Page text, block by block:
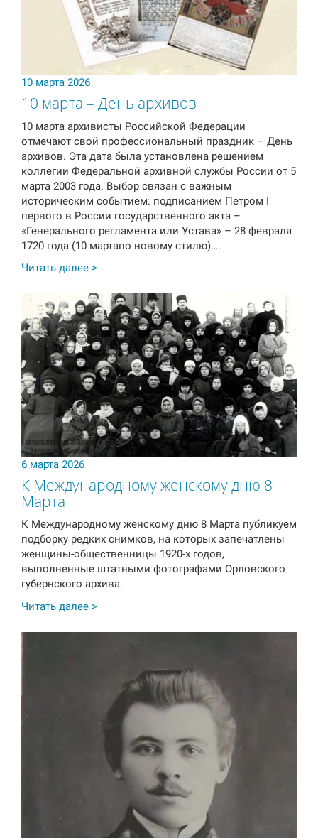
10 марта 2026
10 марта – День архивов
10 марта архивисты Российской Федерации
отмечают свой профессиональный праздник – День
архивов. Эта дата была установлена решением
коллегии Федеральной архивной службы России от 5
марта 2003 года. Выбор связан с важным
историческим событием: подписанием Петром I
первого в России государственного акта –
«Генерального регламента или Устава» – 28 февраля
1720 года (10 мартапо новому стилю)….
Читать далее >
6 марта 2026
К Международному женскому дню 8
Марта
К Международному женскому дню 8 Марта публикуем
подборку редких снимков, на которых запечатлены
женщины-общественницы 1920-х годов,
выполненные штатными фотографами Орловского
губернского архива.
Читать далее >